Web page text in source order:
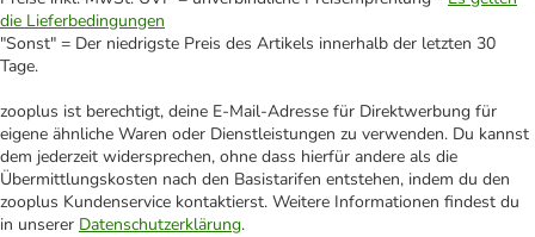
die Lieferbedingungen
"Sonst" = Der niedrigste Preis des Artikels innerhalb der letzten 30
Tage.
zooplus ist berechtigt, deine E-Mail-Adresse für Direktwerbung für
eigene ähnliche Waren oder Dienstleistungen zu verwenden. Du kannst
dem jederzeit widersprechen, ohne dass hierfür andere als die
Übermittlungskosten nach den Basistarifen entstehen, indem du den
zooplus Kundenservice kontaktierst. Weitere Informationen findest du
in unserer Datenschutzerklärung.